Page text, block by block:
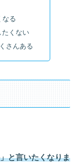
なる
たくない
さんある
と言いたくなりま